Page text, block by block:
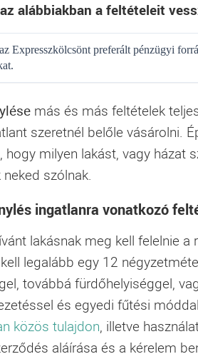
alábbiakban a feltételeit
Expresszkölcsönt preferált pénzügyi
más és más feltételek
szeretnél belőle vásárolni.
hogy milyen lakást, vagy házat
szólnak.
ingatlanra vonatkozó
lakásnak meg kell felelnie
legalább egy 12
továbbá fürdőhelyiséggel,
és egyedi fűtési
közös tulajdon, illetve
aláírása és a kérelem